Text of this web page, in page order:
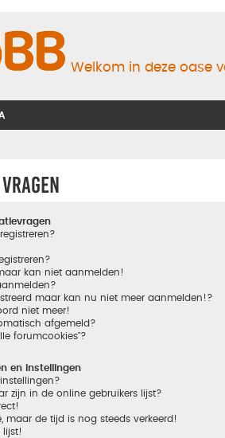
Welkom in deze oase
kan niet aanmelden!
maar kan nu niet meer aanmelden!?
niet meer!
afgemeld?
forumcookies"?
en instellingen
zijn in de online gebruikers lijst?
maar de tijd is nog steeds verkeerd!
lijst!